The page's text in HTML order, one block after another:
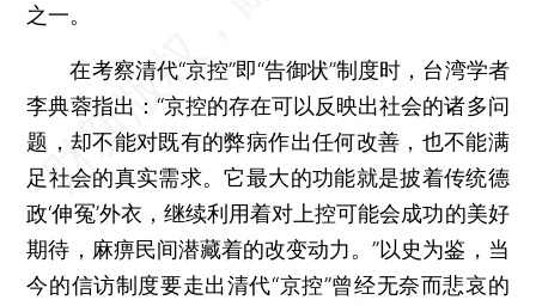
之一。
在考察清代“京控”即“告御状”制度时，台湾学者
李典蓉指出：“京控的存在可以反映出社会的诸多问
题，却不能对既有的弊病作出任何改善，也不能满
足社会的真实需求。它最大的功能就是披着传统德
政‘伸冤’外衣，继续利用着对上控可能会成功的美好
期待，麻痹民间潜藏着的改变动力。”以史为鉴，当
今的信访制度要走出清代“京控”曾经无奈而悲哀的